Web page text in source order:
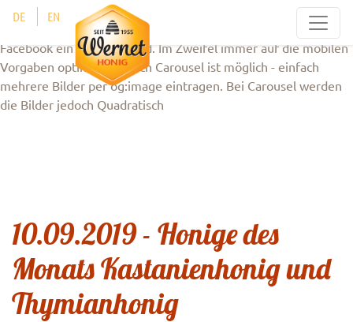
Ein Bild sollte zum Beispiel aktuell 1.200 x 630 Pixel groß sein.
Wenn ihr es nicht passend zuliefern könnt, dann gebt
Facebook ein größeres Bild. Im Zweifel immer auf die mobilen
Vorgaben optimieren! auch Carousel ist möglich - einfach
mehrere Bilder per og:image eintragen. Bei Carousel werden
die Bilder jedoch Quadratisch
DE EN
10.09.2019 - Honige des
Monats Kastanienhonig und
Thymianhonig
Cookie-Einstellungen